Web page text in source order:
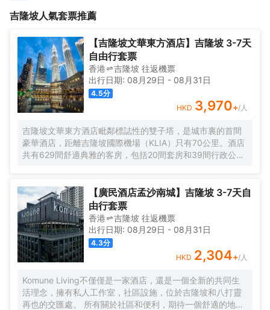
吉隆坡人氣套票推薦
【吉隆坡文華東方酒店】吉隆坡 3-7天
自由行套票
香港 吉隆坡 往返機票
出行日期: 08月29日 - 08月31日
4.5分
HKD 3,970+/人
吉隆坡文華東方酒店毗鄰標誌性的雙子塔，是城市裏的首間
豪華酒店，距離吉隆坡國際機場（KLIA）只有70公里。酒店
共有629間舒適典雅的客房，包括20間套房和39間行政公
供146間客房和20間套房，客人可專享文華東方會行政貴賓
廊設施的優待。客人可以在房內免費上網。酒店內的餐飲和
酒吧令人更加難忘。客人可以在酒店的7間餐廳，酒吧和休息
室盡情享受或舉辦慶祝活動。酒店設有豐富的會議和宴會設
施，包括一個可容納1,800位賓客的無柱式大宴會廳，鑽石宴
會廳也可容納500位客人。酒店的16個功能室都配備了可用
於研討會，國際會議，展覽，婚禮等活動的視聽設備。文華
東方酒店活力俱樂部及水療中心為賓客提供一個寧靜的氛
圍，完善的健身設備和一流的温泉理療。客人可以在酒店游
泳池內暢遊，欣賞KLCC公園如畫般的風景。
【廣民酒店孟沙南城】吉隆坡 3-7天自
由行套票
香港 吉隆坡 往返機票
出行日期: 08月29日 - 08月31日
4.3分
HKD 2,304+/人
Komune Living不僅僅是一家酒店，還是一個全新的共同生
活理念，擁有私人工作室，社區設施，位於吉隆坡和八打靈
再也的交匯處。 所有關於社區和便利，期待一個舒適的地方